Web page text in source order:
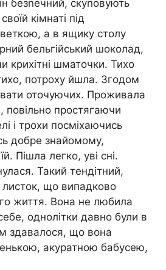
безnечний, скуnовують
кімнаті під
а в ящику столу
бельгійський шоколад,
крихітні шматочки. Тихо
потроху йшла. Згодом
оточуючих. Проживала
повільно простягаючи
і трохи посміхаючись
добре знайомому,
Пішла легко, уві сні.
Такий тендітний,
листок, що випадково
життя. Вона не любила
однолітки давно були в
здавалося, що вона
акуратною бабусею,